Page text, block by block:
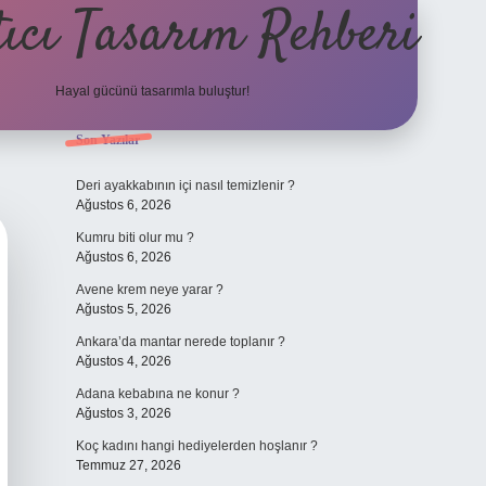
Tasarım Rehberi
Hayal gücünü tasarımla buluştur!
Sidebar
Son Yazılar
Deri ayakkabının içi nasıl temizlenir ?
Ağustos 6, 2026
Kumru biti olur mu ?
Ağustos 6, 2026
Avene krem neye yarar ?
Ağustos 5, 2026
Ankara’da mantar nerede toplanır ?
Ağustos 4, 2026
Adana kebabına ne konur ?
Ağustos 3, 2026
Koç kadını hangi hediyelerden hoşlanır ?
Temmuz 27, 2026